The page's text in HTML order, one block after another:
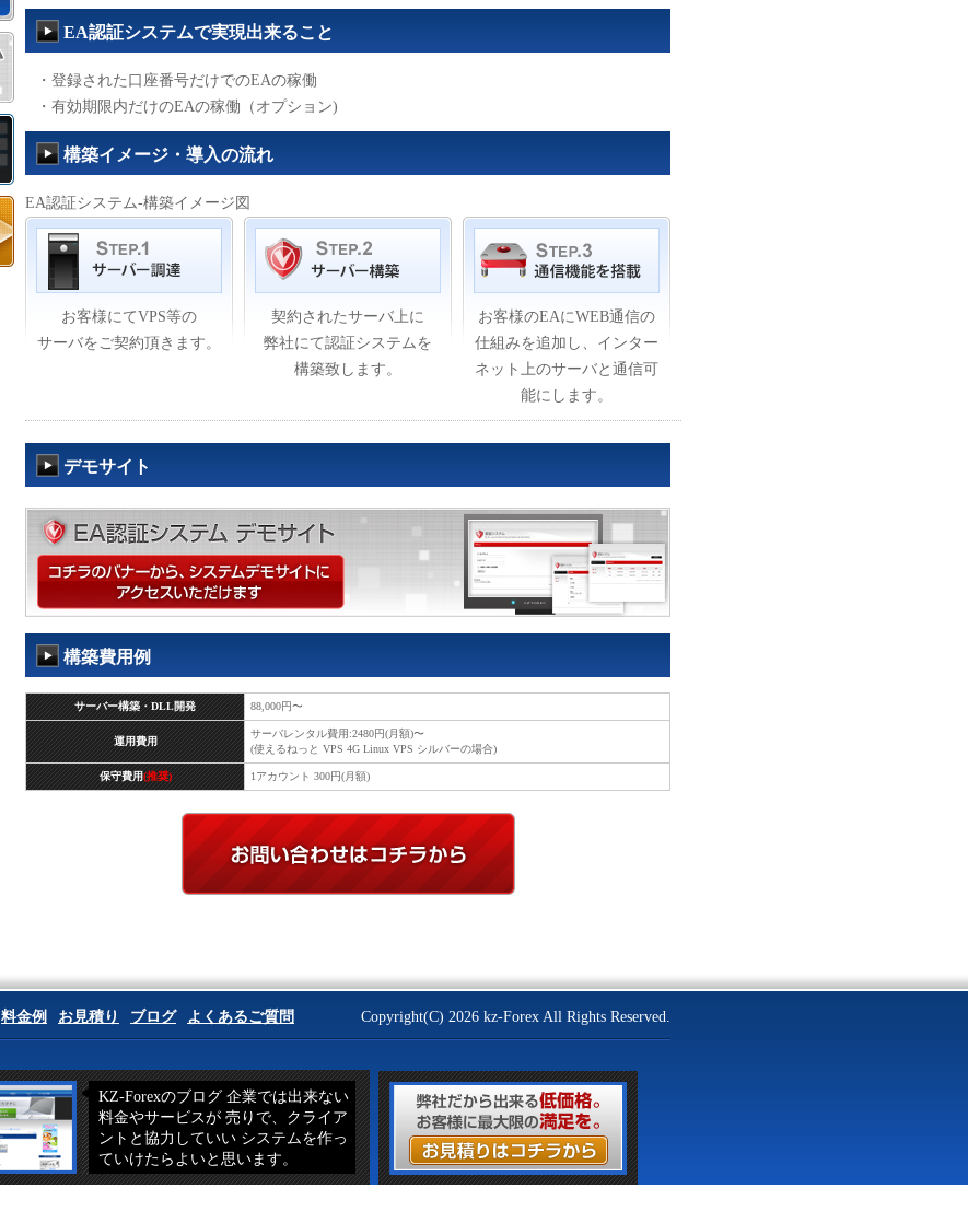
EA認証システムで実現出来ること
・登録された口座番号だけでのEAの稼働
・有効期限内だけのEAの稼働（オプション)
構築イメージ・導入の流れ
EA認証システム-構築イメージ図
お客様にてVPS等の
サーバをご契約頂きます。
契約されたサーバ上に
弊社にて認証システムを
構築致します。
お客様のEAにWEB通信の
仕組みを追加し、インター
ネット上のサーバと通信可
能にします。
デモサイト
構築費用例
サーバー構築・DLL開発 88,000円〜
運用費用
サーバレンタル費用:2480円(月額)〜
(使えるねっと VPS 4G Linux VPS シルバーの場合)
保守費用(推奨) 1アカウント 300円(月額)
料金例 お見積り ブログ よくあるご質問 Copyright(C) 2026 kz-Forex All Rights Reserved.
KZ-Forexのブログ 企業では出来ない
料金やサービスが 売りで、クライア
ントと協力していい システムを作っ
ていけたらよいと思います。